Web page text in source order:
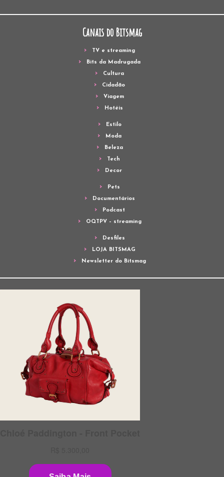
Canais do Bitsmag
TV e streaming
Bits da Madrugada
Cultura
Cidadão
Viagem
Hotéis
Estilo
Moda
Beleza
Tech
Decor
Pets
Documentários
Podcast
OQTPV – streaming
Desfiles
LOJA BITSMAG
Newsletter do Bitsmag